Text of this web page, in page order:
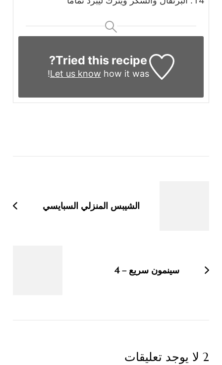
Tried this recipe?
Let us know how it was!
الشيبس المنزلي السبايسي
سينمون سريع – 4
2 لا يوجد تعليقات